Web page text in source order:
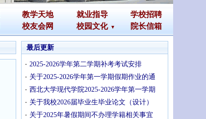
教学天地 就业指导
学校招聘
校友会网 校园文化 院长信箱
最后更新
2025-2026学年第二学期补考考试安排
关于2025-2026学年第一学期假期作业的通
西北大学现代学院2025-2026学年第一学期
关于我校2026届毕业生毕业论文（设计）
关于2025年暑假期间不办理学籍相关事宜